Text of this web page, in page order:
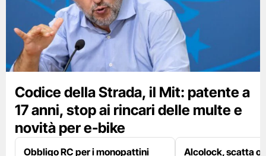
Codice della Strada, il Mit: patente a
17 anni, stop ai rincari delle multe e
novità per e-bike
Obbligo RC per i monopattini
Alcolock, scatta